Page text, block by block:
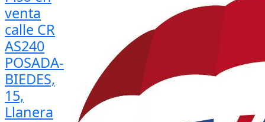
venta
calle CR
AS240
POSADA-
BIEDES,
15,
Llanera